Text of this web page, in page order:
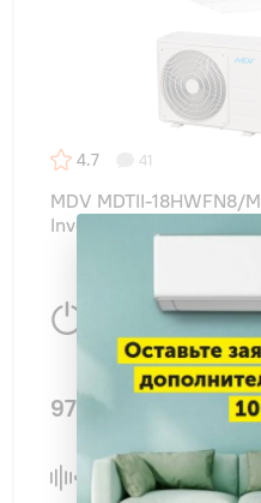
4.7 41
MDV MDTII-18HWFN8/
Inverter канального типа
5280 Вт
97 800 ₽
Сравнить